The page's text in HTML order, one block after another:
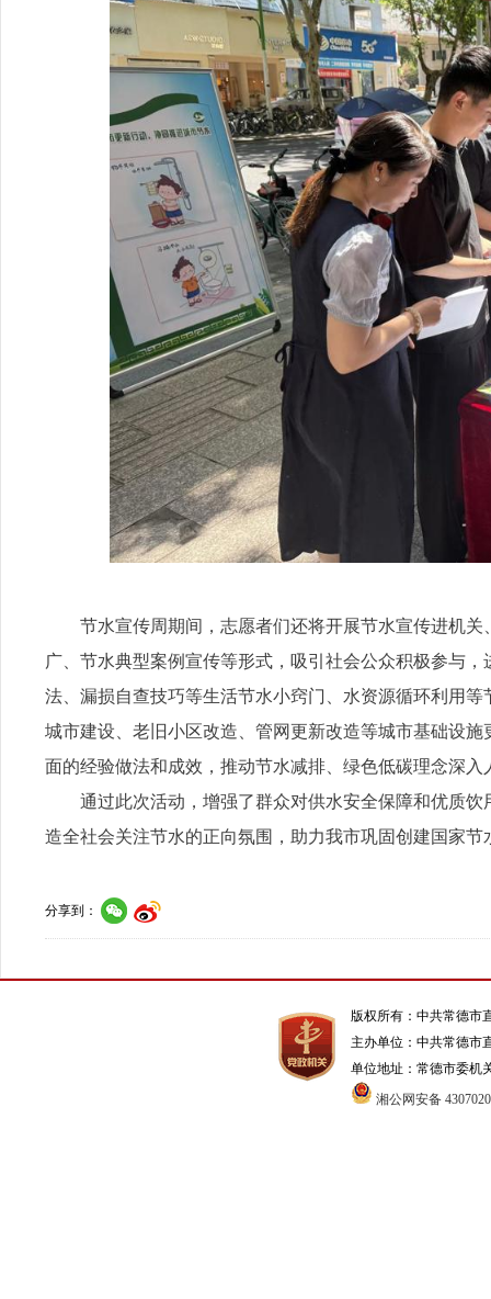
节水宣传周期间，志愿者们还将开展节水宣传进机
广、节水典型案例宣传等形式，吸引社会公众积极参与
法、漏损自查技巧等生活节水小窍门、水资源循环利用
城市建设、老旧小区改造、管网更新改造等城市基础设
面的经验做法和成效，推动节水减排、绿色低碳理念深入
通过此次活动，增强了群众对供水安全保障和优质
造全社会关注节水的正向氛围，助力我市巩固创建国家
分享到：
版权所有：中共常德市
主办单位：中共常德市
单位地址：常德市委机
湘公网安备